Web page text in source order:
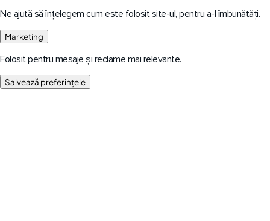
Ne ajută să înțelegem cum este folosit site-ul, pentru a-l îmbunătăți.
Marketing
Folosit pentru mesaje și reclame mai relevante.
Salvează preferințele